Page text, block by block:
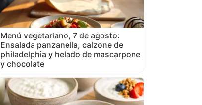
Menú vegetariano, 7 de agosto:
Ensalada panzanella, calzone de
philadelphia y helado de mascarpone
y chocolate